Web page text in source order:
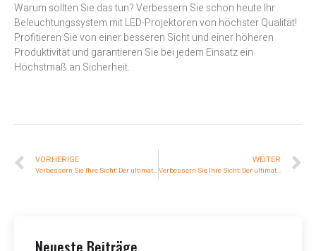
Warum sollten Sie das tun? Verbessern Sie schon heute Ihr
Beleuchtungssystem mit LED-Projektoren von höchster Qualität!
Profitieren Sie von einer besseren Sicht und einer höheren
Produktivität und garantieren Sie bei jedem Einsatz ein
Höchstmaß an Sicherheit.
VORHERIGE
Verbessern Sie Ihre Sicht: Der ultimative Leitfaden zur Auswahl von Traktor-LED-Scheinwerfern
WEITER
Verbessern Sie Ihre Sicht: Der ultimative Leitfaden zur Auswahl von Traktor-LED-Scheinwerfern
Neueste Beiträge